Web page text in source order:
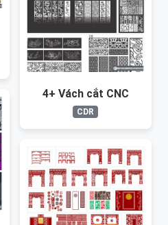
4+ Vách cắt CNC
CDR